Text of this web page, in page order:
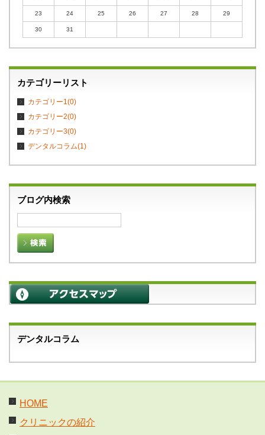
23 24 25 26 27 28 29
30 31
カテゴリーリスト
カテゴリー1(0)
カテゴリー2(0)
カテゴリー3(0)
デンタルコラム(1)
ブログ内検索
デンタルコラム
HOME
クリニックの紹介